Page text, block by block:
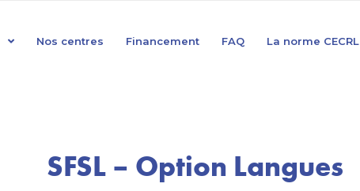
Nos centres Financement FAQ La norme CECRL
SFSL – Option Langues